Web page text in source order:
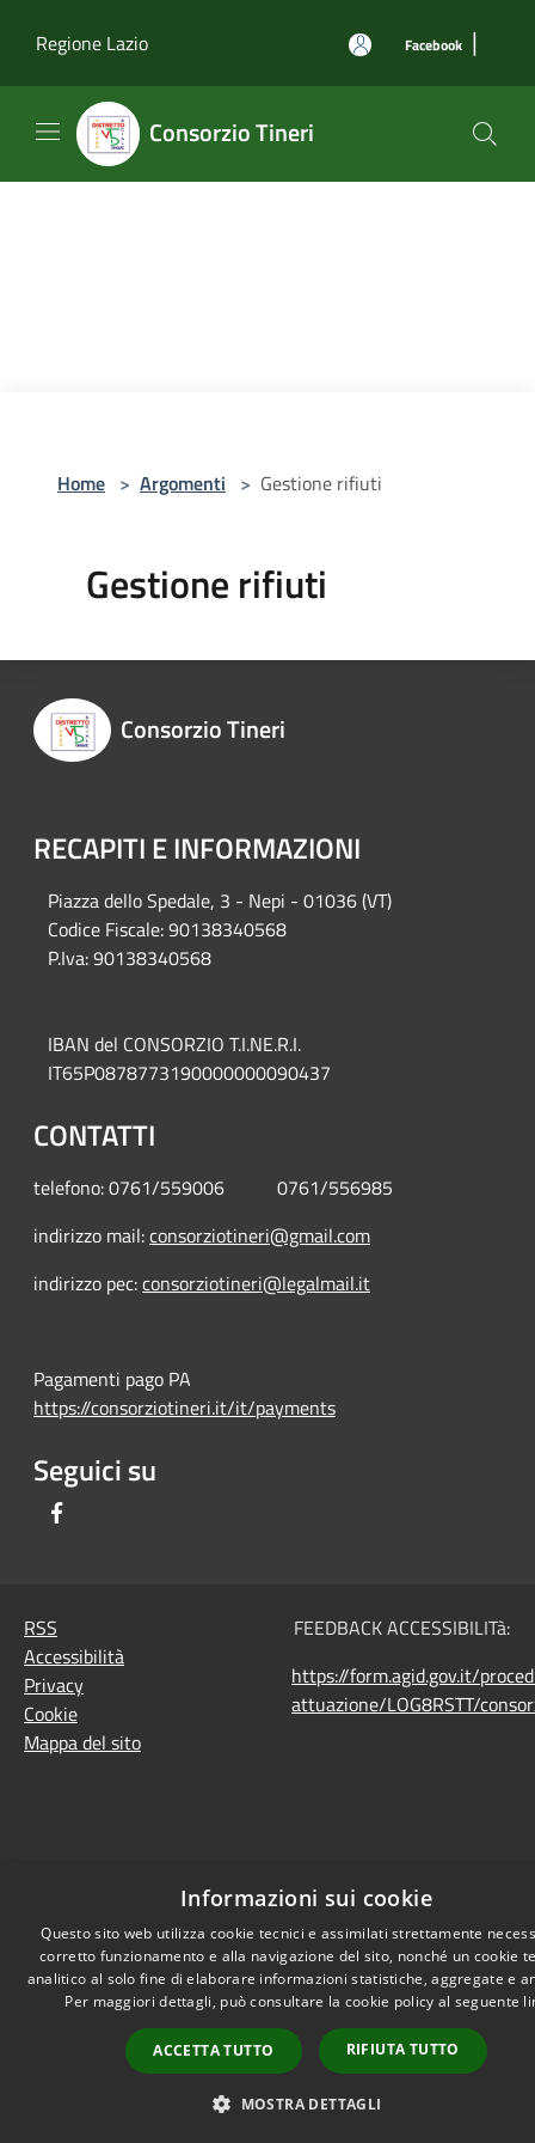
Regione Lazio
Facebook |
Consorzio Tineri
Home > Argomenti > Gestione rifiuti
Gestione rifiuti
Consorzio Tineri
RECAPITI E INFORMAZIONI
Piazza dello Spedale, 3 - Nepi - 01036 (VT)
Codice Fiscale: 90138340568
P.Iva: 90138340568
IBAN del CONSORZIO T.I.NE.R.I.
IT65P0878773190000000090437
CONTATTI
telefono: 0761/559006 0761/556985
indirizzo mail:consorziotineri@gmail.com
indirizzo pec:consorziotineri@legalmail.it
Pagamenti pago PA
https://consorziotineri.it/it/payments
Seguici su
RSS
Accessibilità
Privacy
Cookie
Mappa del sito
FEEDBACK ACCESSIBILITà:
https://form.agid.gov.it/
attuazione/LOG8RSTT/
Informazioni sui cookie
Questo sito web utilizza cookie tecnici e assimilati strettamente
corretto funzionamento e alla navigazione del sito, nonché un cookie
analitico al solo fine di elaborare informazioni statistiche, aggregate e
Per maggiori dettagli, può consultare la cookie policy al seguente
ACCETTA TUTTO RIFIUTA TUTTO
MOSTRA DETTAGLI